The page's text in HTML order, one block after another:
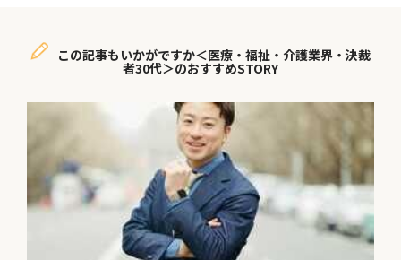
この記事もいかがですか＜医療・福祉・介護業界・決裁
者30代＞のおすすめSTORY